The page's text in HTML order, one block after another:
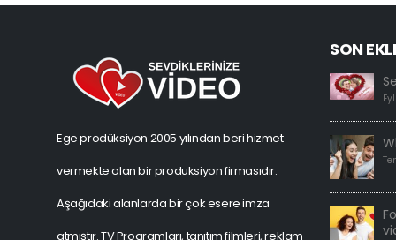
Ege prodüksiyon 2005 yılından beri hizmet
vermekte olan bir produksiyon firmasıdır.
Aşağıdaki alanlarda bir çok esere imza
atmıştır. TV Programları, tanıtım filmleri, reklam
SON